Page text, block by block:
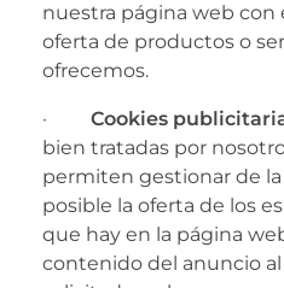
nuestra página web con
oferta de productos o
ofrecemos.
· Cookies
bien tratadas por
permiten gestionar de
posible la oferta de los
que hay en la página
contenido del anuncio